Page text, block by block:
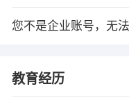
您不是企业账号，无
教育经历